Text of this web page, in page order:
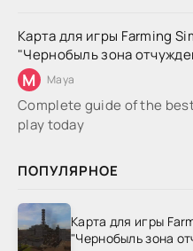
Карта для игры Farming
"Чернобыль зона
M Maya
Complete guide of the
play today
ПОПУЛЯРНОЕ
Карта для игры
"Чернобыль зона